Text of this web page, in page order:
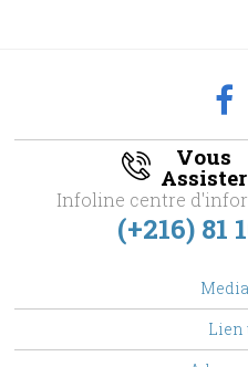
Vous
Assister
Infoline centre
(+216) 81
Lien